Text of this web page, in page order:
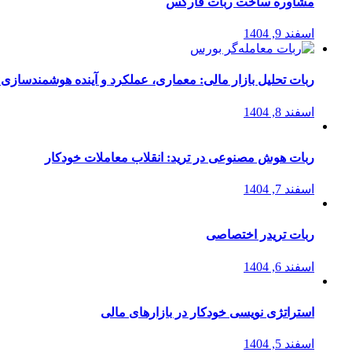
اسفند 9, 1404
ربات تحلیل بازار مالی: معماری، عملکرد و آینده
اسفند 8, 1404
ربات هوش مصنوعی در ترید: انقلاب معاملات خودکار
اسفند 7, 1404
ربات تریدر اختصاصی
اسفند 6, 1404
استراتژی‌ نویسی خودکار در بازارهای مالی
اسفند 5, 1404